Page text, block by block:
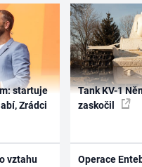
startuje
Zrádci
vztahu
Tank KV-1
zaskočil
Operace